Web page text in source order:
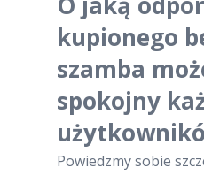
kupionego
szamba
spokojny
Powiedzmy sobie